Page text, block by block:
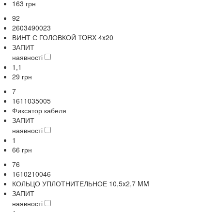
163 грн
92
2603490023
ВИНТ С ГОЛОВКОЙ TORX 4x20
ЗАПИТ
наявності
1,1
29 грн
7
1611035005
Фиксатор кабеля
ЗАПИТ
наявності
1
66 грн
76
1610210046
КОЛЬЦО УПЛОТНИТЕЛЬНОЕ 10,5x2,7 MM
ЗАПИТ
наявності